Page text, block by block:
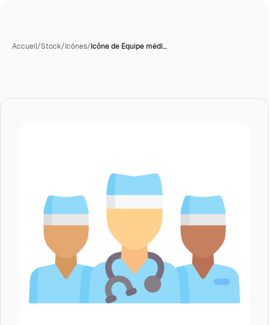
Accueil/Stock/Icônes/Icône de Équipe médi…